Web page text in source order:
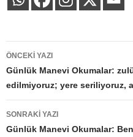
Yazı
dolaşımı
ÖNCEKI YAZI
Günlük Manevi Okumalar:
edilmiyoruz; yere seriliyoruz,
SONRAKI YAZI
Günlük Manevi Okumalar: